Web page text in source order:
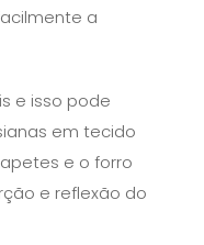
a
e isso pode
em tecido
e o forro
e reflexão do